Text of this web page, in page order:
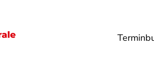
Lebensmittel